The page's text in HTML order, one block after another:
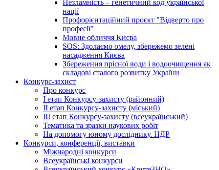
Незламність – генетичний код української
нації
Профорієнтаційний проєкт "Відверто про
професії"
Мовне обличчя Києва
SOS: Здолаємо омелу, збережемо зелені
насадження Києва
Збереження прісної води і водоочищення як
складові сталого розвитку України
Конкурс-захист
Про конкурс
І етап Конкурсу-захисту (районний)
ІІ етап Конкурсу-захисту (міський)
ІІІ етап Конкурсу-захисту (всеукраїнський)
Тематика та зразки наукових робіт
На допомогу юному досліднику. НДР
Конкурси, конференції, виставки
Міжнародні конкурси
Всеукраїнські конкурси